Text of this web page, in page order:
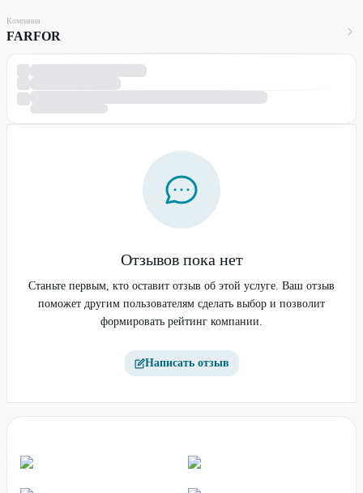
Компания
FARFOR
Отзывов пока нет
Станьте первым, кто оставит отзыв об этой услуге. Ваш отзыв
поможет другим пользователям сделать выбор и позволит
формировать рейтинг компании.
Написать отзыв